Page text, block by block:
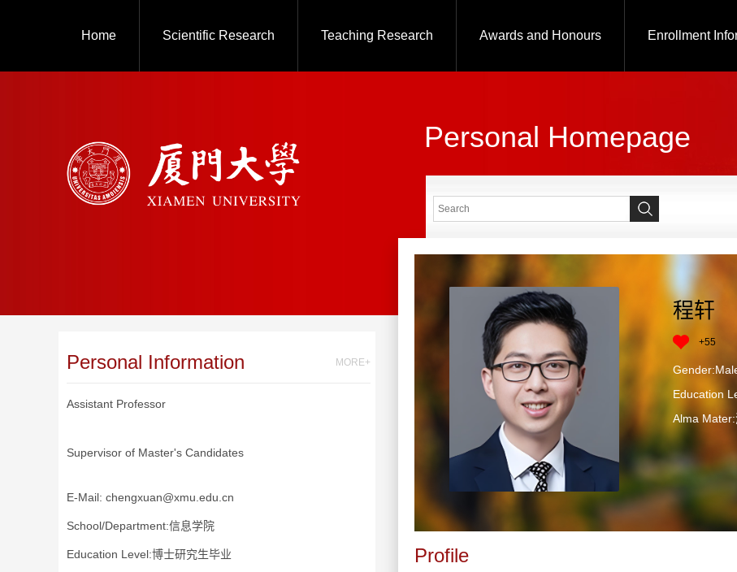
Home Scientific Research Teaching Research Awards and Honours Enrollment
Personal Homepage
Personal Information MORE+
Assistant Professor
Supervisor of Master's Candidates
E-Mail: chengxuan@xmu.edu.cn
School/Department:信息学院
Education Level:博士研究生毕业
程轩
+55
Education
Alma
Profile